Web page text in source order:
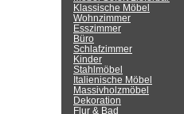
Klassische Möbel
Wohnzimmer
Esszimmer
Büro
Schlafzimmer
Kinder
Stahlmöbel
Italienische Möbel
Massivholzmöbel
Dekoration
Flur & Bad